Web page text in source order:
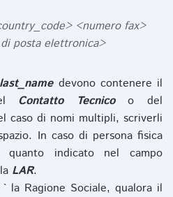
<numero fax>
posta elettronica>
devono contenere il
Contatto Tecnicoo del
caso di nomi multipli, scriverli
In caso di persona fisica
quanto indicato nel campo
LAR.
la Ragione Sociale, qualora il